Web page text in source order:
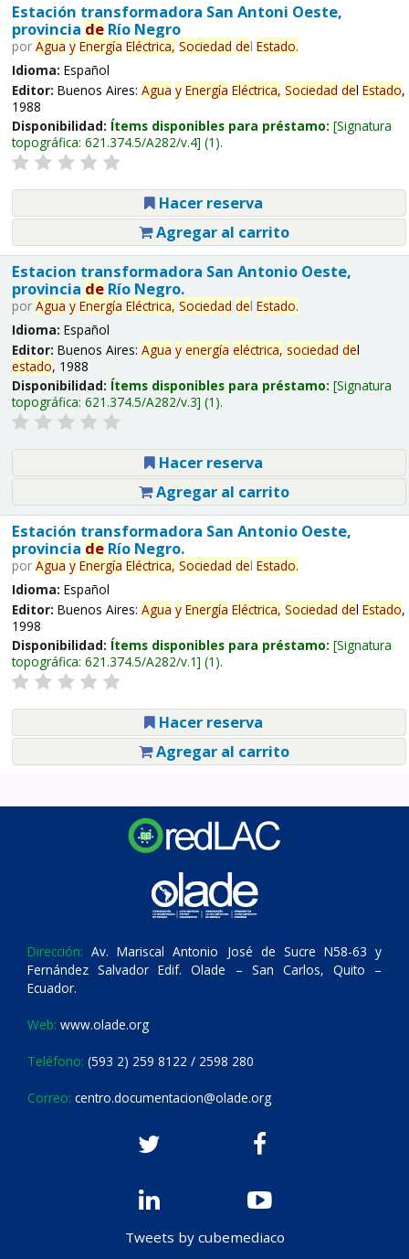
Estación transformadora San Antoni Oeste,
provincia deRío Negro
por Agua y Energía Eléctrica, Sociedad del Estado.
Idioma: Español
Editor: Buenos Aires: Agua y Energía Eléctrica, Sociedad del Estado,
1988
Disponibilidad: Ítems disponibles para préstamo: Signatura
topográfica: 621.374.5/A282/v.4 (1).
Hacer reserva
Agregar al carrito
Estacion transformadora San Antonio Oeste,
provincia deRío Negro.
por Agua y Energía Eléctrica, Sociedad del Estado.
Idioma: Español
Editor: Buenos Aires: Agua y energía eléctrica, sociedad del
estado, 1988
Disponibilidad: Ítems disponibles para préstamo: Signatura
topográfica: 621.374.5/A282/v.3 (1).
Hacer reserva
Agregar al carrito
Estación transformadora San Antonio Oeste,
provincia deRío Negro.
por Agua y Energía Eléctrica, Sociedad del Estado.
Idioma: Español
Editor: Buenos Aires: Agua y Energía Eléctrica, Sociedad del Estado,
1998
Disponibilidad: Ítems disponibles para préstamo: Signatura
topográfica: 621.374.5/A282/v.1 (1).
Hacer reserva
Agregar al carrito
Dirección: Av. Mariscal Antonio José de Sucre N58-63 y
Fernández Salvador Edif. Olade – San Carlos, Quito –
Ecuador.
Web: www.olade.org
Teléfono: (593 2) 259 8122 / 2598 280
Correo: centro.documentacion@olade.org
Tweets by cubemediaco